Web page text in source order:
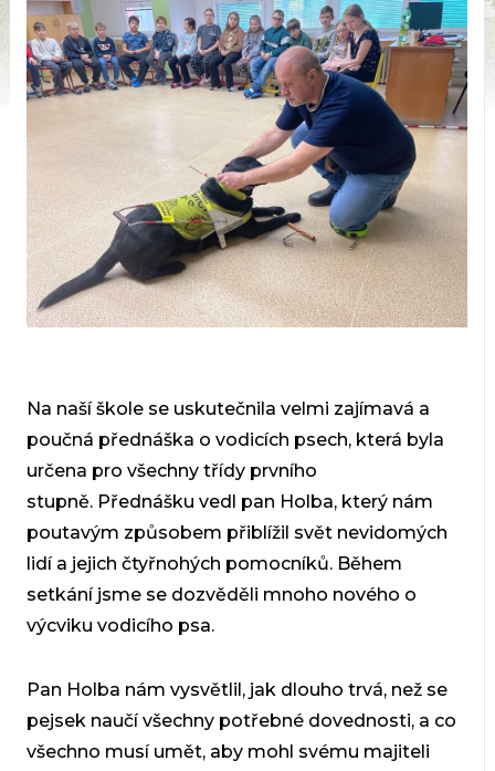
Na naší škole se uskutečnila velmi zajímavá a
poučná přednáška o vodicích psech, která byla
určena pro všechny třídy prvního
stupně. Přednášku vedl pan Holba, který nám
poutavým způsobem přiblížil svět nevidomých
lidí a jejich čtyřnohých pomocníků. Během
setkání jsme se dozvěděli mnoho nového o
výcviku vodicího psa.
Pan Holba nám vysvětlil, jak dlouho trvá, než se
pejsek naučí všechny potřebné dovednosti, a co
všechno musí umět, aby mohl svému majiteli